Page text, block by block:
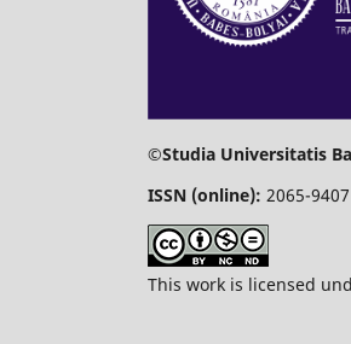
©Studia Universitatis
ISSN (online): 2065-
This work is licensed